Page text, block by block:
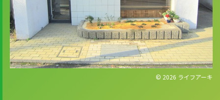
© 2026 ライフアーキ